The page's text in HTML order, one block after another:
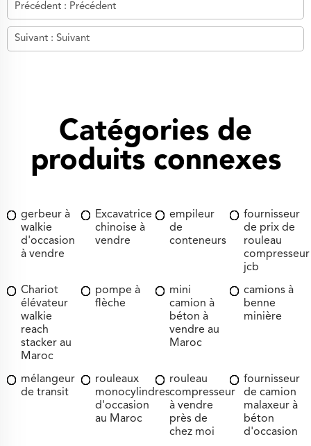
Précédent : Précédent
Suivant : Suivant
Catégories de
produits connexes
gerbeur à
walkie
d'occasion
à vendre
Excavatrice
chinoise à
vendre
empileur
de
conteneurs
fournisseur
de prix de
rouleau
compresseur
jcb
Chariot
élévateur
walkie
reach
stacker au
Maroc
pompe à
flèche
mini
camion à
béton à
vendre au
Maroc
camions à
benne
minière
mélangeur
de transit
rouleaux
monocylindres
d'occasion
au Maroc
rouleau
compresseur
à vendre
près de
chez moi
fournisseur
de camion
malaxeur à
béton
d'occasion